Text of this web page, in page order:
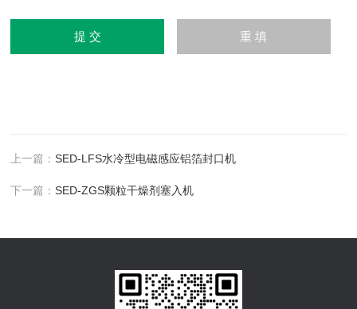
上一篇：SED-LFS水冷型电磁感应铝箔封口机
下一篇：SED-ZGS颗粒干燥剂塞入机